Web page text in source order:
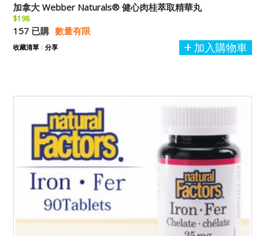
加拿大 Webber Naturals® 健心肉桂萃取精華丸
$198
157 已購 數量有限
加入購物車
收藏清單 / 分享